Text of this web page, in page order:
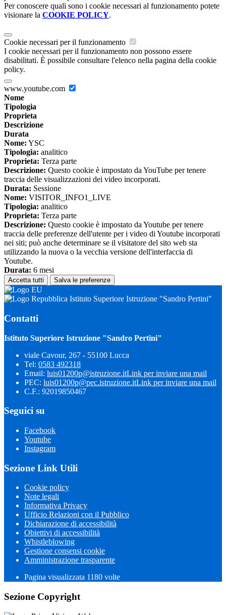
Per conoscere quali sono i cookie necessari al funzionamento potete
visionare la COOKIE POLICY.
Cookie necessari per il funzionamento
I cookie necessari per il funzionamento non possono essere
disabilitati. È possibile consultare l'elenco nella pagina della cookie
policy.
www.youtube.com
Nome
Tipologia
Proprieta
Descrizione
Durata
Nome: YSC
Tipologia: analitico
Proprieta: Terza parte
Descrizione: Questo cookie è impostato da YouTube per tenere
traccia delle visualizzazioni dei video incorporati.
Durata: Sessione
Nome: VISITOR_INFO1_LIVE
Tipologia: analitico
Proprieta: Terza parte
Descrizione: Questo cookie è impostato da Youtube per tenere
traccia delle preferenze dell'utente per i video di Youtube incorporati
nei siti; può anche determinare se il visitatore del sito web sta
utilizzando la nuova o la vecchia versione dell'interfaccia di
Youtube.
Durata: 6 mesi
Accetta tutti Salva le preferenze
Istituto Superiore Istruzione "Sandro Pertini"
Contatti
Istituto Superiore Istruzione "Sandro Pertini"
viale Cavour, 267 - 55100 Lucca
Tel: 0583 492318
Email: luis01200p@istruzione.itLink per inviare una mail
PEC: luis01200p@pec.istruzione.itLink per inviare una mail
C.F.: 92019850467
Seguici su
Facebook
Youtube
Instagram
Sezione Link Utili
Cookie policy
Note legali
Informativa Privacy
Ufficio Relazioni con il Pubblico
Dichiarazione di accessibilità
Obiettivi di accessibilità
Whistleblowing
Gestione consensi cookie
Amministrazione trasparente
Pagina visualizzata 1180 volte
Sezione Copyright